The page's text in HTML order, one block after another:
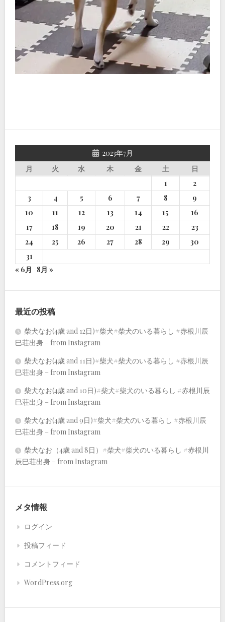
2023年7月
月
火 水 木 金 土
日
1
2
3
4 5 6 7 8
9
10
11 12 13 14 15
16
17
18 19 20 21 22
23
24
25 26 27 28 29
30
31
« 6月
8月 »
最近の投稿
柴犬なお(4歳 and 12日)#柴犬#柴犬のいる暮らし #赤根川辰
巳荘出身 – from Instagram
柴犬なお(4歳 and 11日)#柴犬#柴犬のいる暮らし #赤根川辰
巳荘出身 – from Instagram
柴犬なお(4歳 and 10日)#柴犬#柴犬のいる暮らし #赤根川辰
巳荘出身 – from Instagram
柴犬なお(4歳 and 9日)#柴犬#柴犬のいる暮らし #赤根川辰
巳荘出身 – from Instagram
柴犬なお（4歳 and 8日）#柴犬#柴犬のいる暮らし #赤根川
辰巳荘出身 – from Instagram
メタ情報
ログイン
投稿フィード
コメントフィード
WordPress.org